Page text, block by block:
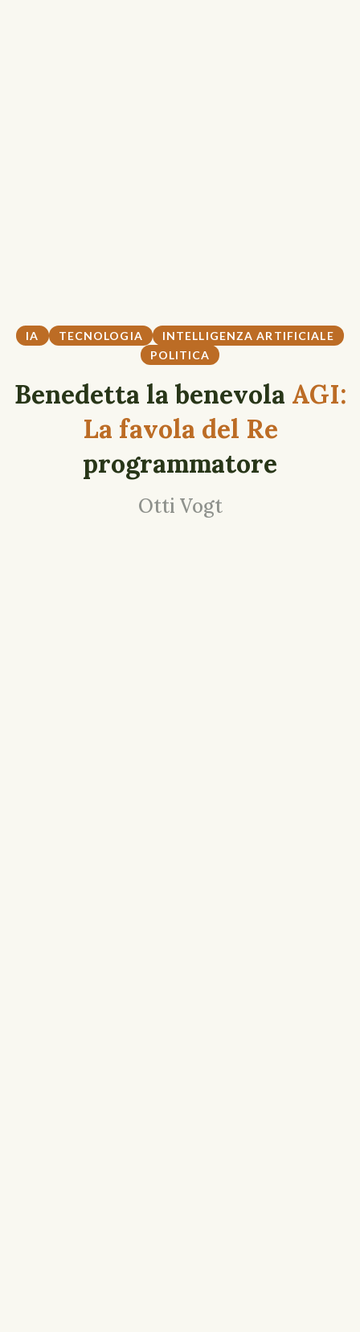
IA TECNOLOGIA
INTELLIGENZA ARTIFICIALE
POLITICA
Benedetta la benevola AGI:
La favola del Re
programmatore
Otti Vogt